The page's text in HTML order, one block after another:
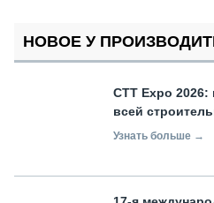
НОВОЕ У
СТТ Expo 2026:
всей
Узнать больше →